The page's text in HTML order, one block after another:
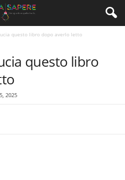
questo libro dopo averlo letto
questo libro
2025